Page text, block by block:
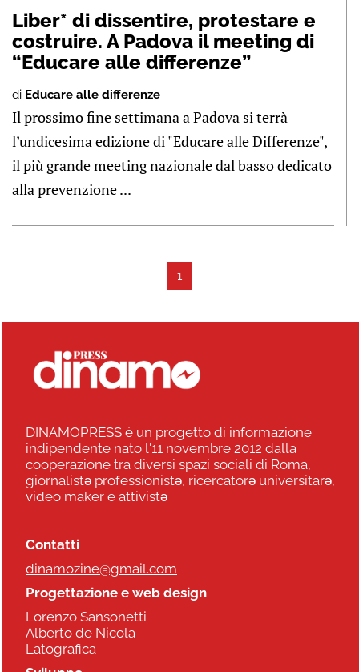
Liber* di dissentire, protestare e
costruire. A Padova il meeting di
“Educare alle differenze”
di Educare alle differenze
Il prossimo fine settimana a Padova si terrà
l’undicesima edizione di "Educare alle Differenze",
il più grande meeting nazionale dal basso dedicato
alla prevenzione ...
1
DINAMOPRESS è un progetto di informazione
indipendente nato l'11 novembre 2012 dalla
cooperazione tra diversi spazi sociali di Roma,
giornalistə professionistə, ricercatorə universitarə,
video maker e attivistə
Contatti
dinamozine@gmail.com
Progettazione e web design
Lorenzo Sansonetti
Alberto de Nicola
Latografica